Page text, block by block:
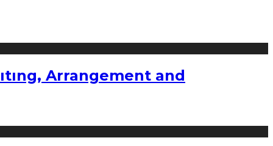
Arrangement and